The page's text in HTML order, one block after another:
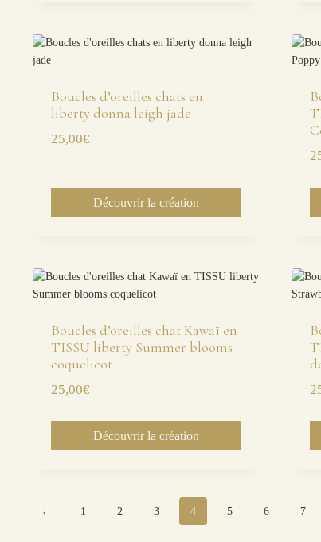
Boucles d’oreilles chats en
liberty donna leigh jade
25,00€
Découvrir la création
Boucles d’oreilles chat Kawaï en
TISSU liberty Summer blooms
coquelicot
25,00€
Découvrir la création
← 1 2 3 4 5 6 7